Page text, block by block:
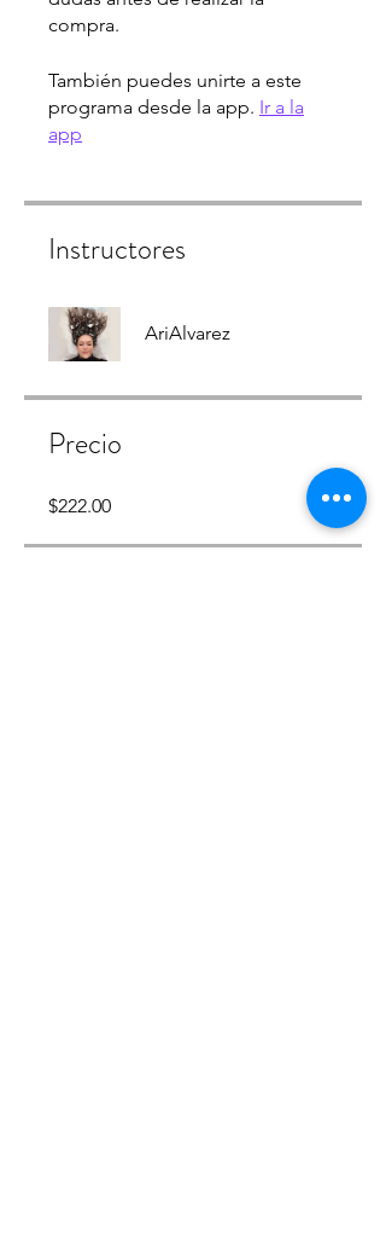
compra.
También puedes unirte a este
programa desde la app. Ir a la
app
Instructores
AriAlvarez
Precio
$222.00